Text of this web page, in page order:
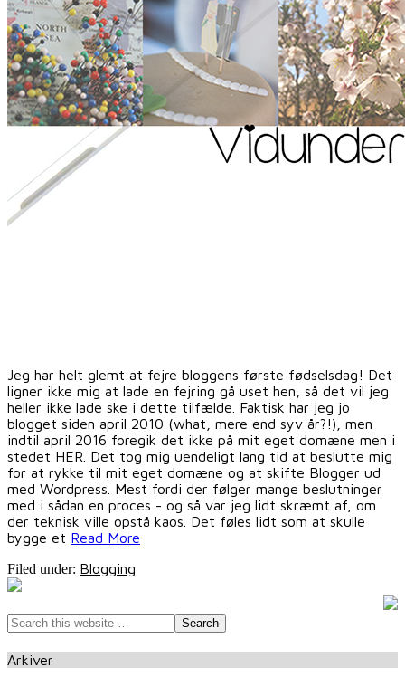
Jeg har helt glemt at fejre bloggens første fødselsdag! Det
ligner ikke mig at lade en fejring gå uset hen, så det vil jeg
heller ikke lade ske i dette tilfælde. Faktisk har jeg jo
blogget siden april 2010 (what, mere end syv år?!), men
indtil april 2016 foregik det ikke på mit eget domæne men i
stedet HER. Det tog mig uendeligt lang tid at beslutte mig
for at rykke til mit eget domæne og at skifte Blogger ud
med Wordpress. Mest fordi der følger mange beslutninger
med i sådan en proces - og så var jeg lidt skræmt af, om
der teknisk ville opstå kaos. Det føles lidt som at skulle
bygge et Read More
Filed under: Blogging
Arkiver